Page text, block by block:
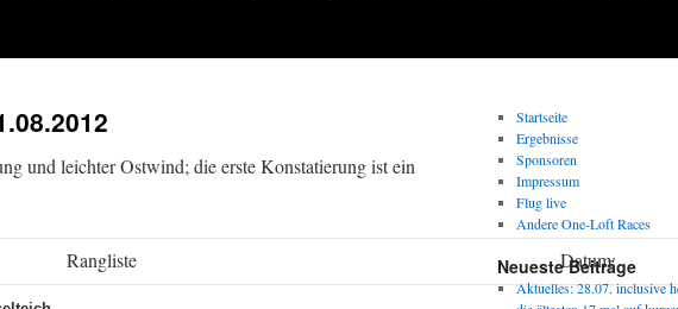
und leichter Ostwind; die erste Konstatierung ist ein
Rangliste Datum:
Startseite
Ergebnisse
Sponsoren
Impressum
Flug live
Andere One-Loft Races
Neueste Beiträge
Aktuelles: 28.07. inclusive